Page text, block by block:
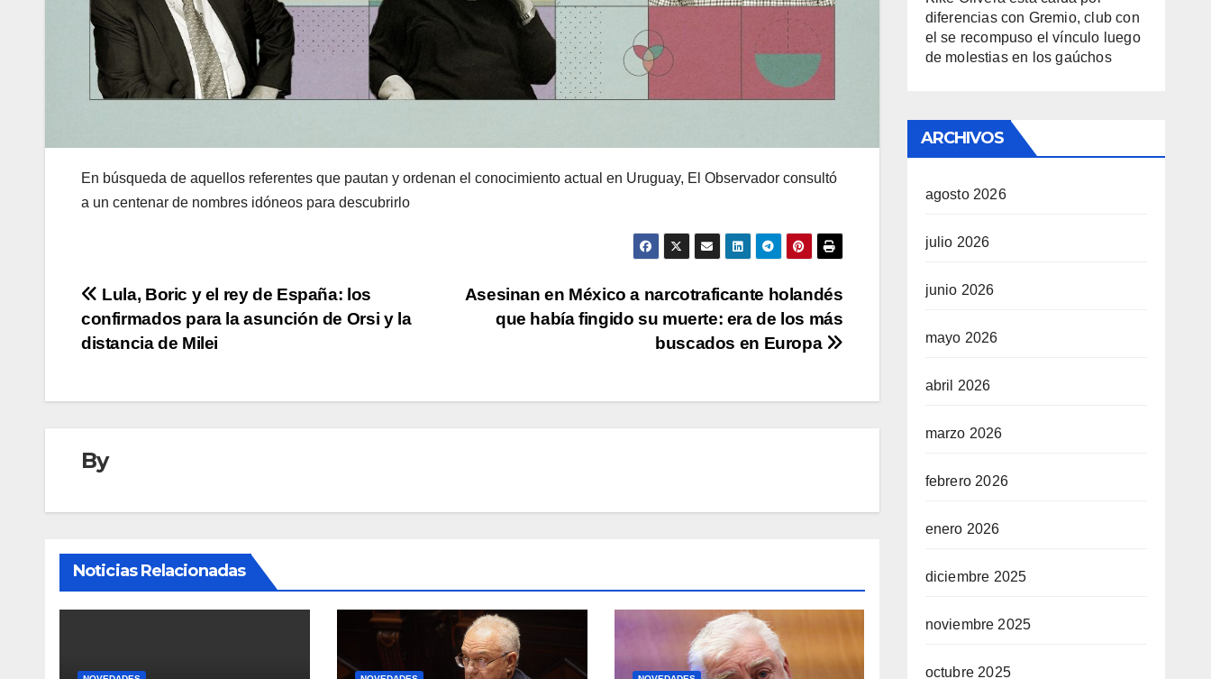
En búsqueda de aquellos referentes que pautan y ordenan el conocimiento actual en Uruguay, El Observador consultó
a un centenar de nombres idóneos para descubrirlo
Navegación
de
Asesinan en México a narcotraficante holandés
que había fingido su muerte: era de los más
buscados en Europa
Lula, Boric y el rey de España: los
confirmados para la asunción de Orsi y la
distancia de Milei
By
Noticias Relacionadas
diferencias con Gremio, club con
el se recompuso el vínculo luego
de molestias en los gaúchos
ARCHIVOS
agosto 2026
julio 2026
junio 2026
mayo 2026
abril 2026
marzo 2026
febrero 2026
enero 2026
diciembre 2025
noviembre 2025
octubre 2025